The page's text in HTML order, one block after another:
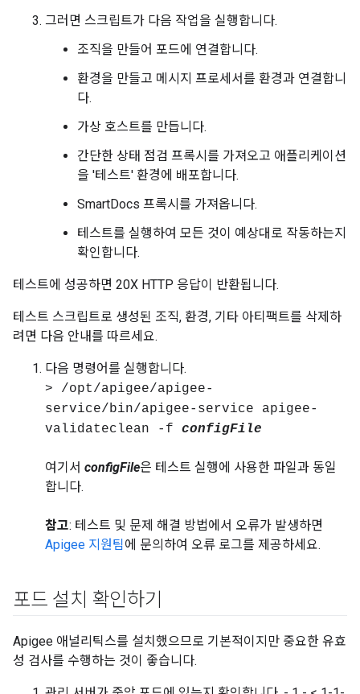
그러면 스크립트가 다음 작업을 실행합니다.
조직을 만들어 포드에 연결합니다.
환경을 만들고 메시지 프로세서를 환경과 연결합니
다.
가상 호스트를 만듭니다.
간단한 상태 점검 프록시를 가져오고 애플리케이션
을 '테스트' 환경에 배포합니다.
SmartDocs 프록시를 가져옵니다.
테스트를 실행하여 모든 것이 예상대로 작동하는지
확인합니다.
테스트에 성공하면 20X HTTP 응답이 반환됩니다.
테스트 스크립트로 생성된 조직, 환경, 기타 아티팩트를 삭제하
려면 다음 안내를 따르세요.
다음 명령어를 실행합니다.
> /opt/apigee/apigee-
service/bin/apigee-service apigee-
validateclean -f configFile
여기서 configFile은 테스트 실행에 사용한 파일과 동일
합니다.
참고: 테스트 및 문제 해결 방법에서 오류가 발생하면
Apigee 지원팀에 문의하여 오류 로그를 제공하세요.
포드 설치 확인하기
Apigee 애널리틱스를 설치했으므로 기본적이지만 중요한 유효
성 검사를 수행하는 것이 좋습니다.